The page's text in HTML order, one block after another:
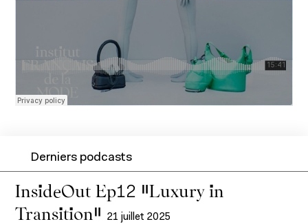
Expertise économique et marketing
À propos
Derniers podcasts
InsideOut Ep12 “Luxury in
Transition”
21 juillet 2025